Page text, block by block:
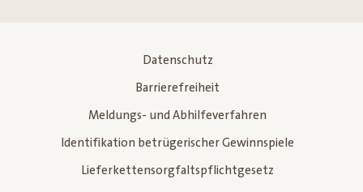
Datenschutz
Barrierefreiheit
Meldungs- und Abhilfeverfahren
Identifikation betrügerischer Gewinnspiele
Lieferkettensorgfaltspflichtgesetz